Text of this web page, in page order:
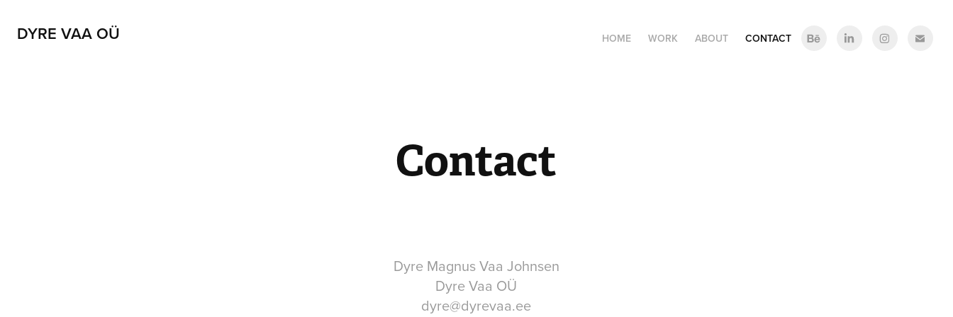
DYRE VAA OÜ HOME WORK ABOUT CONTACT
Contact
Dyre Magnus Vaa Johnsen
Dyre Vaa OÜ
dyre@dyrevaa.ee